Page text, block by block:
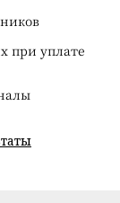
при уплате